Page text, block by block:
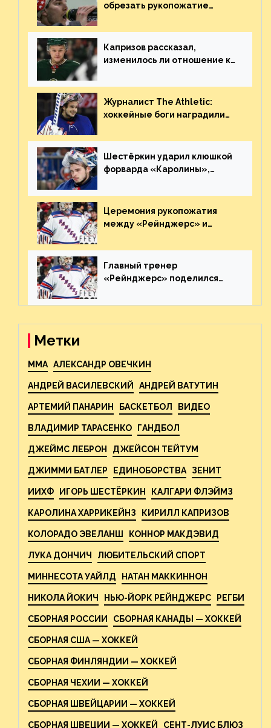
обрезать рукопожатие
Плохая работа, ESPN
Капризов рассказал,
изменилось ли отношение к
Украине
Журналист The Athletic:
хоккейные боги наградили
великолепную игру
Шестёркин ударил клюшкой
форварда «Каролины»,
пятаке. Видео
Церемония рукопожатия
между «Рейнджерс» и
матча плей-офф. Видео
Главный тренер
«Рейнджерс» поделился
предстоящего финала
Метки
MMA АЛЕКСАНДР ОВЕЧКИН
АНДРЕЙ ВАСИЛЕВСКИЙ АНДРЕЙ ВАТУТИН
АРТЕМИЙ ПАНАРИН БАСКЕТБОЛ ВИДЕО
ВЛАДИМИР ТАРАСЕНКО ГАНДБОЛ
ДЖЕЙМС ЛЕБРОН ДЖЕЙСОН ТЕЙТУМ
ДЖИММИ БАТЛЕР ЕДИНОБОРСТВА ЗЕНИТ
ИИХФ ИГОРЬ ШЕСТЁРКИН КАЛГАРИ ФЛЭЙМЗ
КАРОЛИНА ХАРРИКЕЙНЗ КИРИЛЛ КАПРИЗОВ
КОЛОРАДО ЭВЕЛАНШ КОННОР МАКДЭВИД
ЛУКА ДОНЧИЧ ЛЮБИТЕЛЬСКИЙ СПОРТ
МИННЕСОТА УАЙЛД НАТАН МАККИННОН
НИКОЛА ЙОКИЧ НЬЮ-ЙОРК РЕЙНДЖЕРС РЕГБИ
СБОРНАЯ РОССИИ СБОРНАЯ КАНАДЫ — ХОККЕЙ
СБОРНАЯ США — ХОККЕЙ
СБОРНАЯ ФИНЛЯНДИИ — ХОККЕЙ
СБОРНАЯ ЧЕХИИ — ХОККЕЙ
СБОРНАЯ ШВЕЙЦАРИИ — ХОККЕЙ
СБОРНАЯ ШВЕЦИИ — ХОККЕЙ СЕНТ-ЛУИС БЛЮЗ